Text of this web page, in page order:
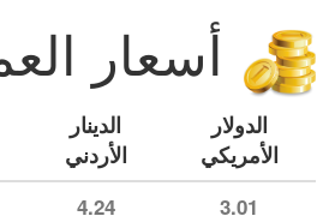
أسعار
الدولار
الأمريكي
الدينار
الأردني
3.01
4.24